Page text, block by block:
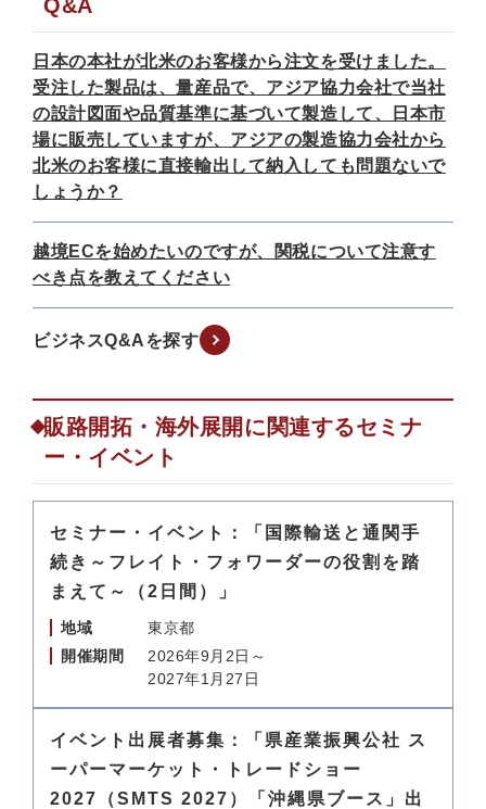
Q&A
日本の本社が北米のお客様から注文を受けました。
受注した製品は、量産品で、アジア協力会社で当社
の設計図面や品質基準に基づいて製造して、日本市
場に販売していますが、アジアの製造協力会社から
北米のお客様に直接輸出して納入しても問題ないで
しょうか？
越境ECを始めたいのですが、関税について注意す
べき点を教えてください
ビジネスQ&Aを探す
販路開拓・海外展開に関連するセミナ
ー・イベント
セミナー・イベント：「国際輸送と通関手
続き～フレイト・フォワーダーの役割を踏
まえて～（2日間）」
地域
東京都
開催期間
2026年9月2日～
2027年1月27日
イベント出展者募集：「県産業振興公社 ス
ーパーマーケット・トレードショー
2027（SMTS 2027）「沖縄県ブース」出